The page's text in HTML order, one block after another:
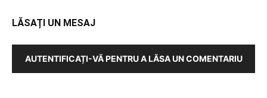
LĂSAȚI UN MESAJ
AUTENTIFICAȚI-VĂ PENTRU A LĂSA UN COMENTARIU